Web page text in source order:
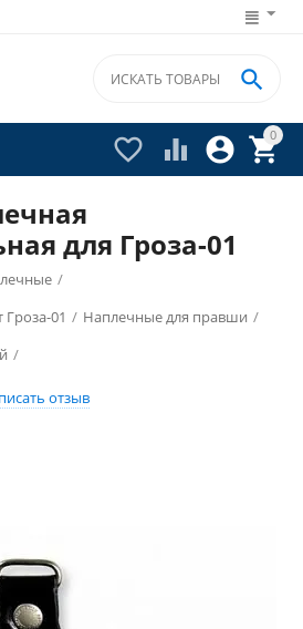
0


 

для Гроза-01
/
01 / Наплечные для правши /
/
отзыв